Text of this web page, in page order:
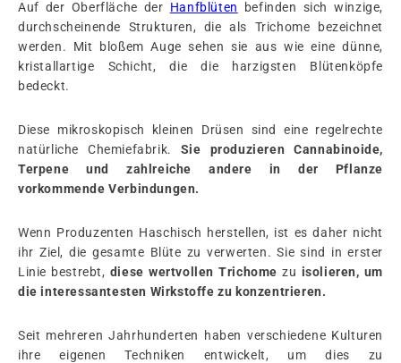
Auf der Oberfläche der Hanfblüten
befinden sich winzige,
durchscheinende Strukturen, die als Trichome bezeichnet
werden. Mit bloßem Auge sehen sie aus wie eine dünne,
kristallartige Schicht, die die harzigsten Blütenköpfe
bedeckt.
Diese mikroskopisch kleinen Drüsen sind eine regelrechte
natürliche Chemiefabrik. Sie produzieren Cannabinoide,
Terpene und zahlreiche andere in der Pflanze
vorkommende Verbindungen.
Wenn Produzenten Haschisch herstellen, ist es daher nicht
ihr Ziel, die gesamte Blüte zu verwerten. Sie sind in erster
Linie bestrebt, diese wertvollen Trichome zu isolieren, um
die interessantesten Wirkstoffe zu konzentrieren.
Seit mehreren Jahrhunderten haben verschiedene Kulturen
ihre eigenen Techniken entwickelt, um dies zu